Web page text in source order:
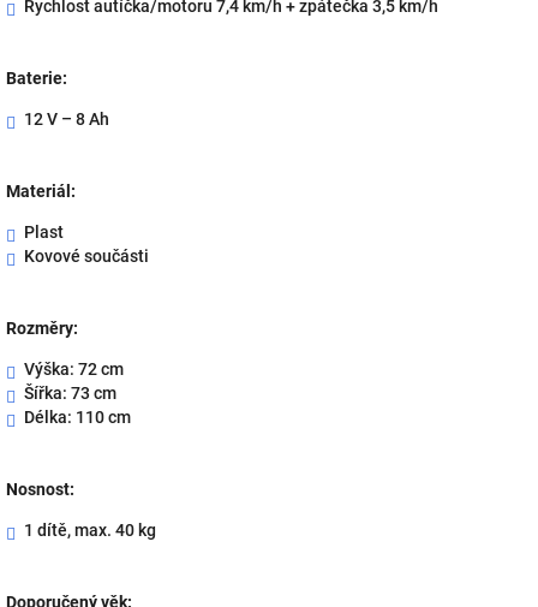
Rychlost autíčka/motoru 7,4 km/h + zpátečka 3,5 km/h
Baterie:
12 V – 8 Ah
Materiál:
Plast
Kovové součásti
Rozměry:
Výška: 72 cm
Šířka: 73 cm
Délka: 110 cm
Nosnost:
1 dítě, max. 40 kg
Doporučený věk: